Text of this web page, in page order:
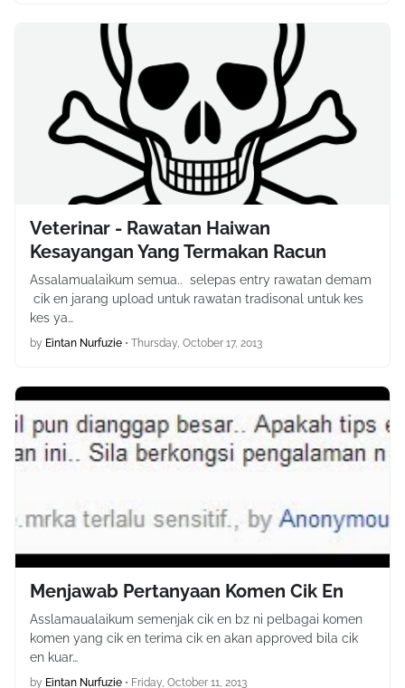
Veterinar - Rawatan Haiwan
Kesayangan Yang Termakan Racun
Assalamualaikum semua.. selepas entry rawatan demam
cik en jarang upload untuk rawatan tradisonal untuk kes
kes ya…
by Eintan Nurfuzie • Thursday, October 17, 2013
Menjawab Pertanyaan Komen Cik En
Asslamaualaikum semenjak cik en bz ni pelbagai komen
komen yang cik en terima cik en akan approved bila cik
en kuar…
by Eintan Nurfuzie • Friday, October 11, 2013